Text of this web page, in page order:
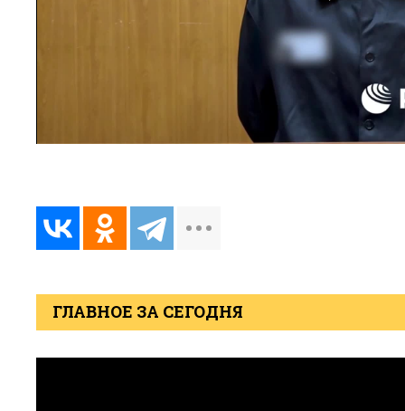
ГЛАВНОЕ ЗА СЕГОДНЯ